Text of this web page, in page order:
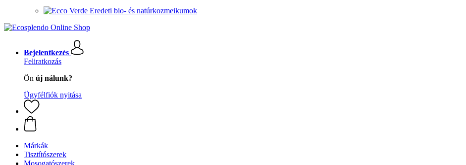
Eredeti bio- és natúrkozmeikumok
Bejelentkezés
Feliratkozás
Ön új nálunk?
Ügyfélfiók nyitása
Márkák
Tisztítószerek
Mosogatószerek